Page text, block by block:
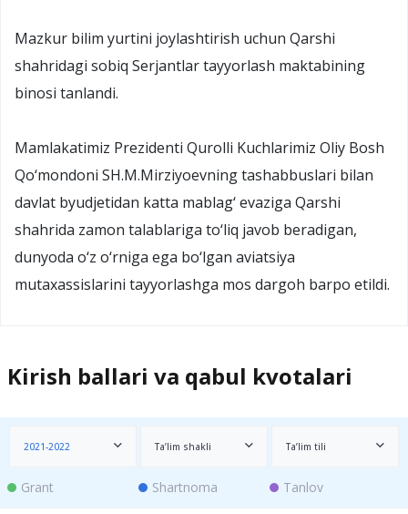
Mazkur bilim yurtini joylashtirish uchun Qarshi
shahridagi sobiq Serjantlar tayyorlash maktabining
binosi tanlandi.
Mamlakatimiz Prezidenti Qurolli Kuchlarimiz Oliy Bosh
Qo‘mondoni SH.M.Mirziyoevning tashabbuslari bilan
davlat byudjetidan katta mablag‘ evaziga Qarshi
shahrida zamon talablariga to‘liq javob beradigan,
dunyoda o‘z o‘rniga ega bo‘lgan aviatsiya
mutaxassislarini tayyorlashga mos dargoh barpo etildi.
Kirish ballari va qabul kvotalari
2021-2022 Ta’lim shakli Ta’lim tili
Grant Shartnoma Tanlov